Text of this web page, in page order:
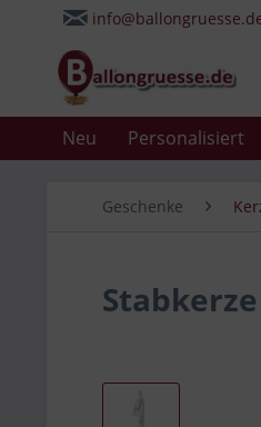
Neu Personalisiert
Geschenke